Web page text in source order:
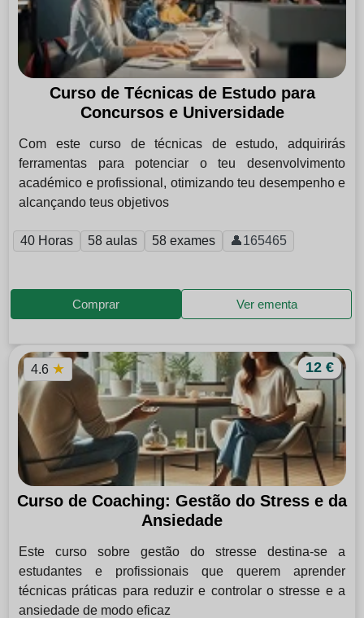
Curso de Técnicas de Estudo para
Concursos e Universidade
Com este curso de técnicas de estudo, adquirirás
ferramentas para potenciar o teu desenvolvimento
académico e profissional, otimizando teu desempenho e
alcançando teus objetivos
40 Horas 58 aulas 58 exames 👤165465
Comprar Ver ementa
Curso de Coaching: Gestão do Stress e da
Ansiedade
12 €
Este curso sobre gestão do stresse destina-se a
estudantes e profissionais que querem aprender
técnicas práticas para reduzir e controlar o stresse e a
ansiedade de modo eficaz
4.6 ★